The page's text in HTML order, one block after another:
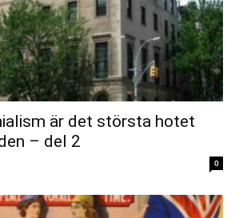
är det största hotet
– del 2
0